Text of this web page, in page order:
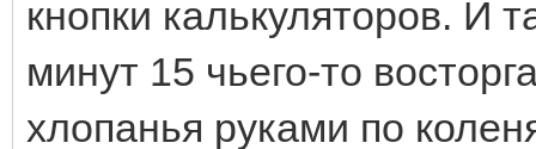
кнопки калькуляторов. И
минут 15 чьего-то
хлопанья руками по